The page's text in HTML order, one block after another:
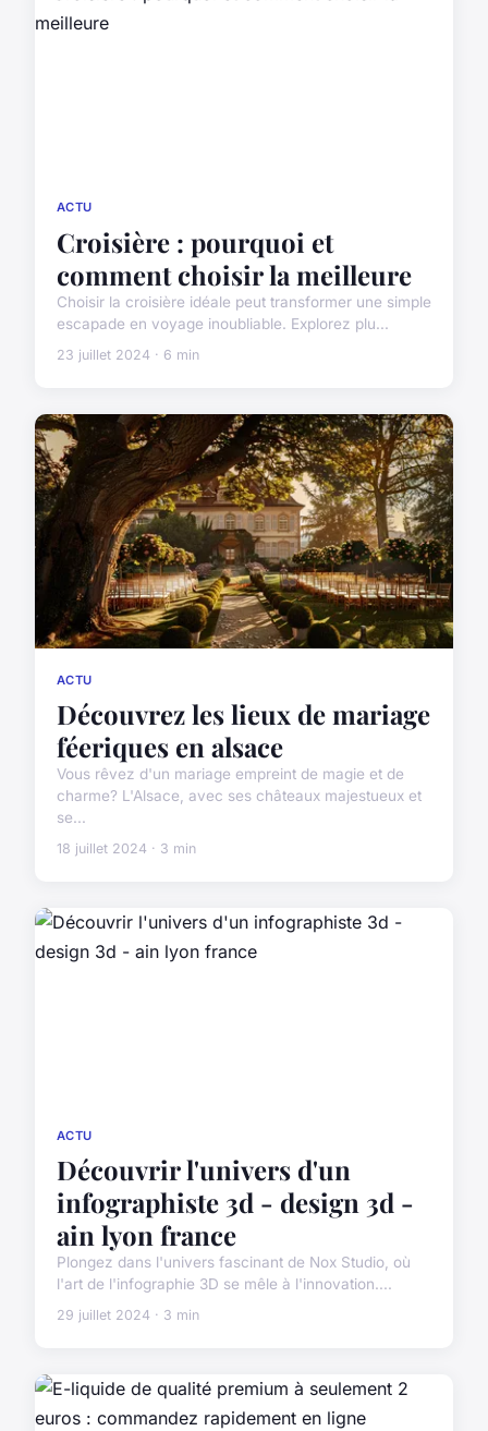
ACTU
Croisière : pourquoi et
comment choisir la meilleure
Choisir la croisière idéale peut transformer une simple
escapade en voyage inoubliable. Explorez plu...
23 juillet 2024 · 6 min
ACTU
Découvrez les lieux de mariage
féeriques en alsace
Vous rêvez d'un mariage empreint de magie et de
charme? L'Alsace, avec ses châteaux majestueux et
se...
18 juillet 2024 · 3 min
ACTU
Découvrir l'univers d'un
infographiste 3d - design 3d -
ain lyon france
Plongez dans l'univers fascinant de Nox Studio, où
l'art de l'infographie 3D se mêle à l'innovation....
29 juillet 2024 · 3 min